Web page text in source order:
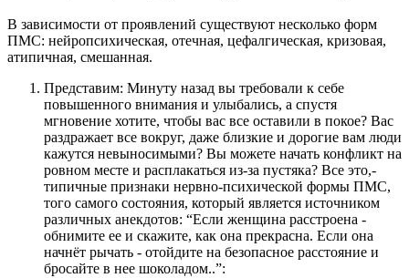
В зависимости от проявлений существуют несколько форм
ПМС: нейропсихическая, отечная, цефалгическая, кризовая,
атипичная, смешанная.
Представим: Минуту назад вы требовали к себе
повышенного внимания и улыбались, а спустя
мгновение хотите, чтобы вас все оставили в покое? Вас
раздражает все вокруг, даже близкие и дорогие вам люди
кажутся невыносимыми? Вы можете начать конфликт на
ровном месте и расплакаться из-за пустяка? Все это,-
типичные признаки нервно-психической формы ПМС,
того самого состояния, который является источником
различных анекдотов: “Если женщина расстроена -
обнимите ее и скажите, как она прекрасна. Если она
начнёт рычать - отойдите на безопасное расстояние и
бросайте в нее шоколадом..”: